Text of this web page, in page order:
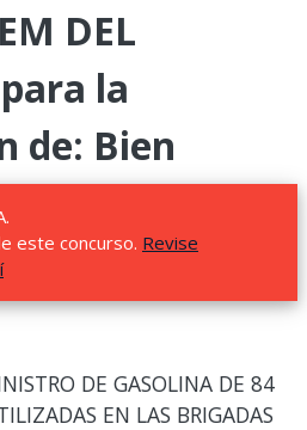
DEL
la
de: Bien
este concurso. Revise
DE GASOLINA DE 84
EN LAS BRIGADAS